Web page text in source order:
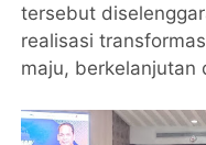
tersebut
realisasi
maju, berkelanjutan